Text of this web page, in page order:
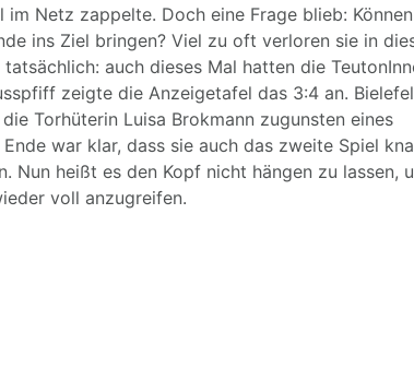
Netz zappelte. Doch eine Frage blieb:
ins Ziel bringen? Viel zu oft verloren sie in
auch dieses Mal hatten die
zeigte die Anzeigetafel das 3:4 an.
Torhüterin Luisa Brokmann zugunsten eines
war klar, dass sie auch das zweite Spiel
Nun heißt es den Kopf nicht hängen zu lassen,
voll anzugreifen.